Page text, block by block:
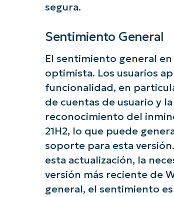
segura.
Sentimiento General
El sentimiento general
optimista. Los usuarios
funcionalidad, en
de cuentas de usuario y
reconocimiento del
21H2, lo que puede
soporte para esta
esta actualización, la
versión más reciente de
general, el sentimiento